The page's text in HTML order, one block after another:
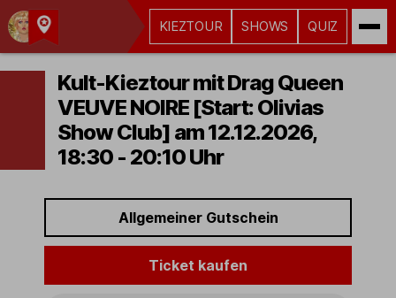
Kult-
Kieztouren
Hamburg
KIEZTOUR SHOWS QUIZ
Kult-Kieztour mit Drag Queen
VEUVE NOIRE [Start: Olivias
Show Club] am 12.12.2026,
18:30 - 20:10 Uhr
Allgemeiner Gutschein
Ticket kaufen